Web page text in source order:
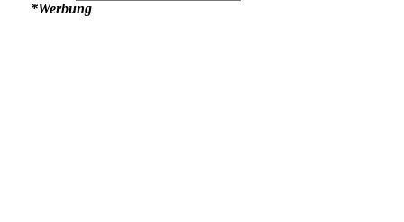
*Werbung